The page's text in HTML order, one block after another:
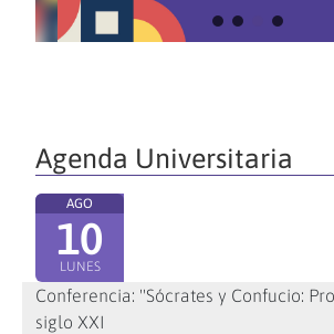
Agenda Universitaria
AGO
10
LUNES
Conferencia: "Sócrates y Confucio:
siglo XXI